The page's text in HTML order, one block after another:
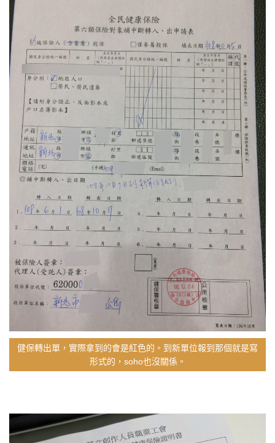
健保轉出單，實際拿到的會是紅色的。到新單位報到那個就是寫
形式的，soho也沒關係。